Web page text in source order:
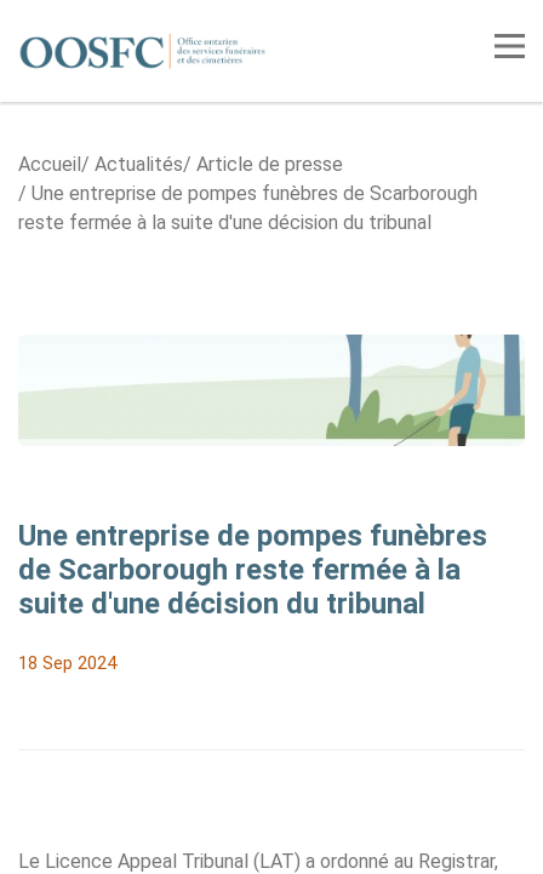
Accueil
Accueil Actualités
Article de presse
Une entreprise de pompes funèbres de Scarborough
reste fermée à la suite d'une décision du tribunal
Une entreprise de pompes funèbres
de Scarborough reste fermée à la
suite d'une décision du tribunal
18 Sep 2024
Le Licence Appeal Tribunal (LAT) a ordonné au Registrar,